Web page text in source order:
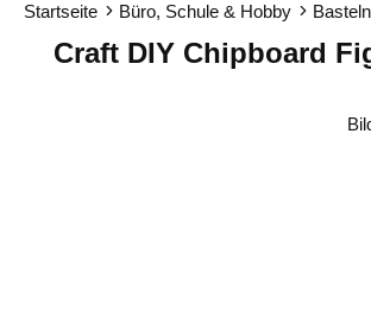
Startseite Büro, Schule & Hobby
Craft DIY Chipboard